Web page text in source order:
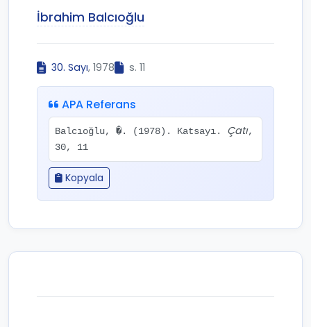
İbrahim Balcıoğlu
30. Sayı, 1978 s. 11
APA Referans
Balcıoğlu, �. (1978). Katsayı. Çatı,
30, 11
Kopyala